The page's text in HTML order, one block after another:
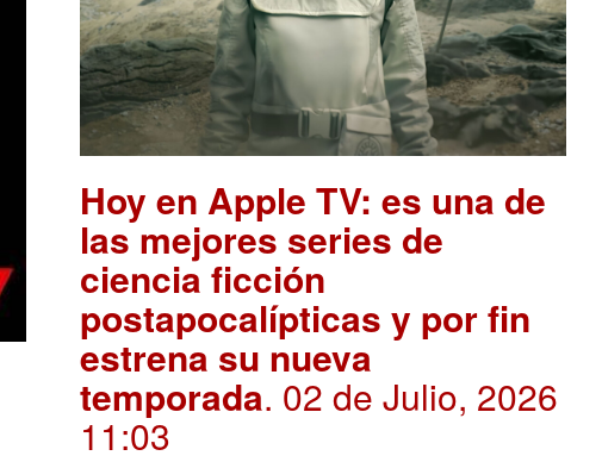
Hoy en Apple TV: es una de
las mejores series de
ciencia ficción
postapocalípticas y por fin
estrena su nueva
temporada. 02 de Julio, 2026
11:03